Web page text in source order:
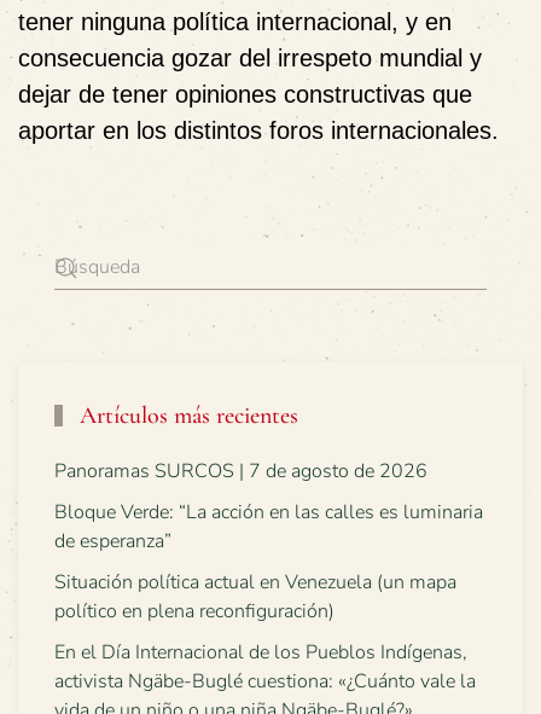
tener ninguna política internacional, y en
consecuencia gozar del irrespeto mundial y
dejar de tener opiniones constructivas que
aportar en los distintos foros internacionales.
Artículos más recientes
Panoramas SURCOS | 7 de agosto de 2026
Bloque Verde: “La acción en las calles es luminaria
de esperanza”
Situación política actual en Venezuela (un mapa
político en plena reconfiguración)
En el Día Internacional de los Pueblos Indígenas,
activista Ngäbe-Buglé cuestiona: «¿Cuánto vale la